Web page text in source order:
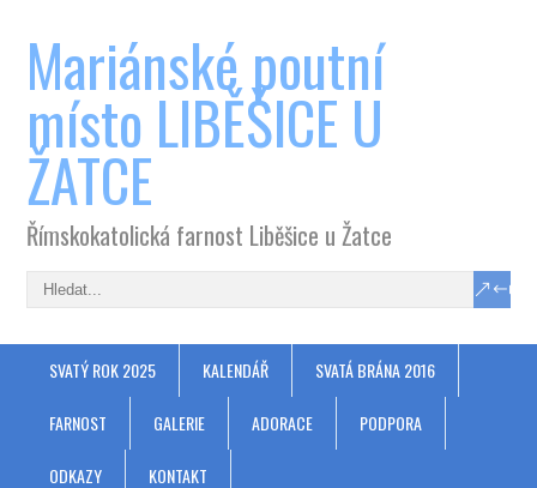
Mariánské poutní
místo LIBĚŠICE U
ŽATCE
Římskokatolická farnost Liběšice u Žatce
SVATÝ ROK 2025 KALENDÁŘ SVATÁ BRÁNA 2016
FARNOST GALERIE ADORACE PODPORA
ODKAZY KONTAKT